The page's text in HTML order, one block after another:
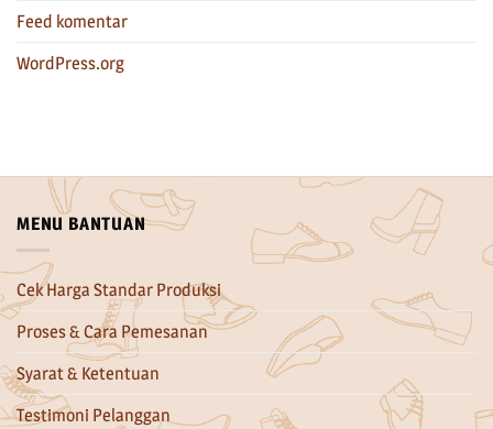
Feed komentar
WordPress.org
MENU BANTUAN
Cek Harga Standar Produksi
Proses & Cara Pemesanan
Syarat & Ketentuan
Testimoni Pelanggan